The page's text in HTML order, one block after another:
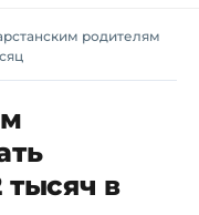
родителям
тысяч в